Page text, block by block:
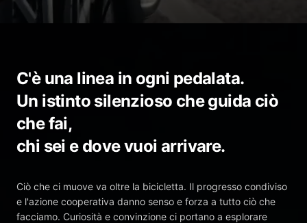
C'è una linea in ogni pedalata.
Un istinto silenzioso che guida ciò
che fai,
chi sei e dove vuoi arrivare.
Ciò che ci muove va oltre la bicicletta. Il progresso condiviso
e l'azione cooperativa danno senso e forza a tutto ciò che
facciamo. Curiosità e convinzione ci portano a esplorare